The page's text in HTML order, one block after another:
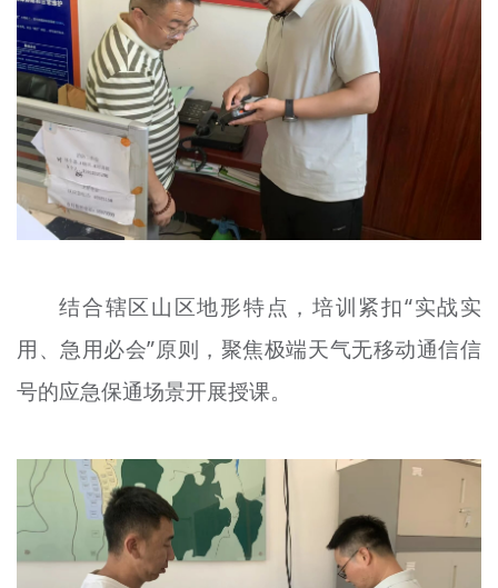
资料库
+
结合辖区山区地形特点，培训紧扣“实战实
用、急用必会”原则，聚焦极端天气无移动通信信
号的应急保通场景开展授课。